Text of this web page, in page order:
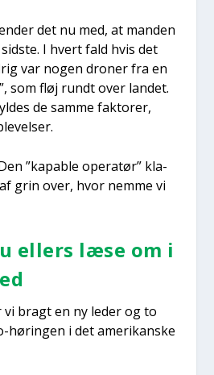
det nu med, at man­den
I hvert fald hvis det
var nogen dro­ner fra en
som fløj rundt over lan­det.
de sam­me fak­to­rer,
”kapab­le ope­ra­tør” kla­
grin over, hvor nem­me vi
ellers læse om i
vi bragt en ny leder og to
hørin­gen i det ame­ri­kan­ske